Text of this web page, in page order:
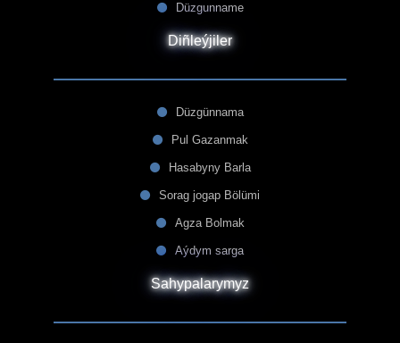
Düzgunname
Diñleýjiler
Düzgünnama
Pul Gazanmak
Hasabyny Barla
Sorag jogap Bölümi
Agza Bolmak
Aýdym sarga
Sahypalarymyz